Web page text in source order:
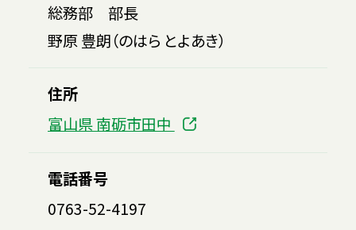
総務部 部長
野原 豊朗（のはら とよあき）
住所
富山県 南砺市田中
電話番号
0763-52-4197